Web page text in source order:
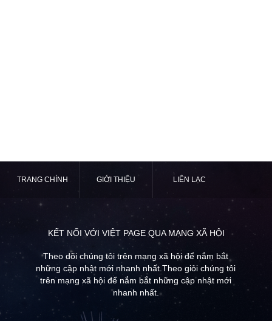
TRANG CHÍNH GIỚI THIỆU LIÊN LẠC
KẾT NỐI VỚI VIỆT PAGE QUA MẠNG XÃ HỘI
Theo dõi chúng tôi trên mạng xã hội để nắm bắt
những cập nhật mới nhanh nhất.Theo giỏi chúng tôi
trên mạng xã hội để nắm bắt những cập nhật mới
nhanh nhất.